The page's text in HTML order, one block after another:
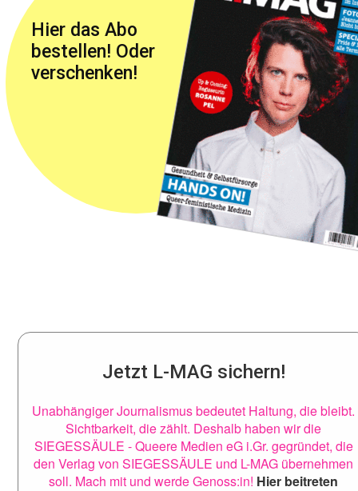
Hier das Abo
bestellen! Oder
verschenken!
Jetzt L-MAG sichern!
Unabhängiger Journalismus bedeutet Haltung, die bleibt.
Sichtbarkeit, die zählt. Deshalb haben wir die
SIEGESSÄULE - Queere Medien eG i.Gr. gegründet, die
den Verlag von SIEGESSÄULE und L-MAG übernehmen
soll. Mach mit und werde Genoss:in! Hier beitreten